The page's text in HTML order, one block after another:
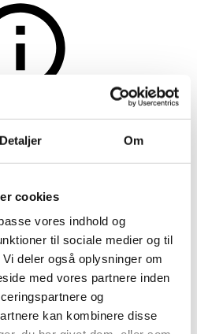
Detaljer Om
cookies
vores indhold og
til sociale medier og til
deler også oplysninger om
med vores partnere inden
og
kan kombinere disse
Et sæt på fire
VARENUMMER
6552437